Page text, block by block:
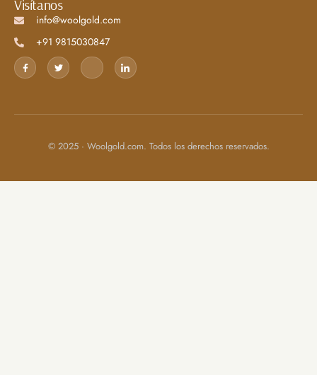
Visítanos
info@woolgold.com
+91 9815030847
© 2025 · Woolgold.com. Todos los derechos reservados.